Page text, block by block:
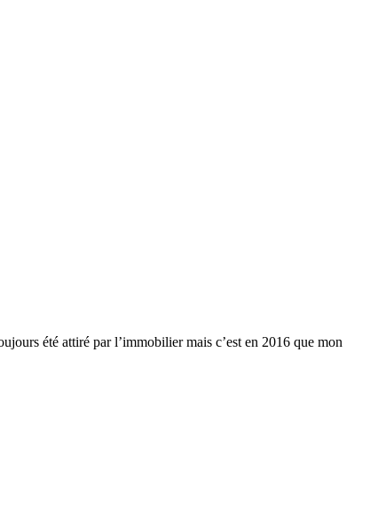
été attiré par l’immobilier mais c’est en 2016 que mon